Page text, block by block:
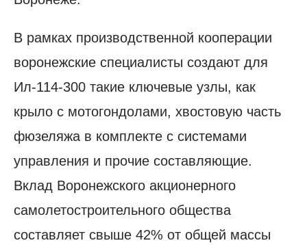
В рамках производственной кооперации
воронежские специалисты создают для
Ил-114-300 такие ключевые узлы, как
крыло с мотогондолами, хвостовую часть
фюзеляжа в комплекте с системами
управления и прочие составляющие.
Вклад Воронежского акционерного
самолетостроительного общества
составляет свыше 42% от общей массы